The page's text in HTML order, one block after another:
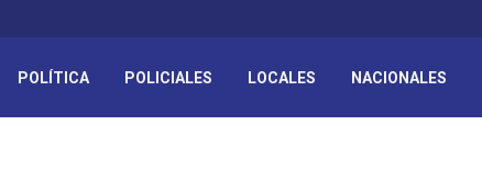
POLÍTICA POLICIALES LOCALES NACIONALES